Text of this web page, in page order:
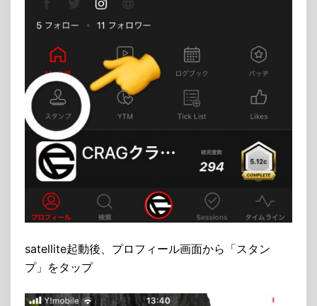
satellite起動後、プロフィール画面から「スタン
プ」をタップ